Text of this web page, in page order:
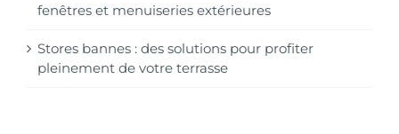
fenêtres et menuiseries extérieures
Stores bannes : des solutions pour profiter
pleinement de votre terrasse